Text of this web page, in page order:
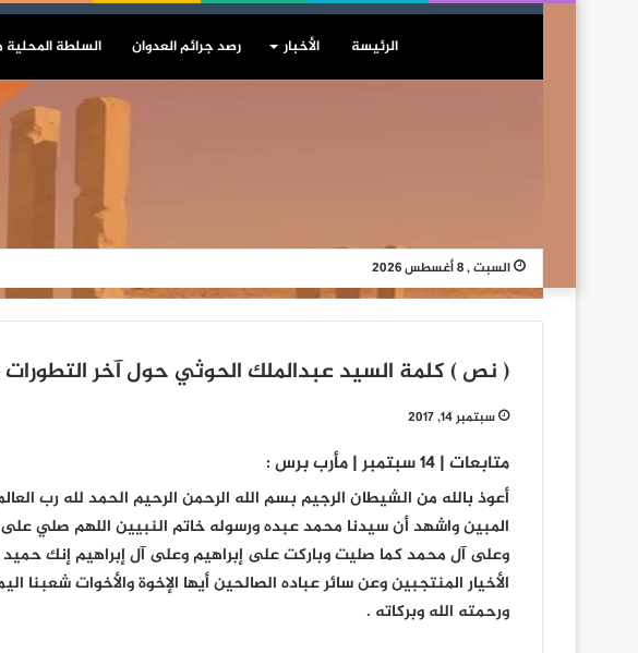
الرئيسة الأخبار رصد جرائم العدوان السلطة المحلية
السبت , 8 أغسطس 2026
( نص ) كلمة السيد عبدالملك الحوثي حول آخر
سبتمبر 14, 2017
متابعات | 14 سبتمبر | مأرب برس :
أعوذ بالله من الشيطان الرجيم بسم الله الرحمن الرحيم الحمد لله رب
المبين واشهد أن سيدنا محمد عبده ورسوله خاتم النبيين اللهم صلي
وعلى آل محمد كما صليت وباركت على إبراهيم وعلى آل إبراهيم إنك
الأخيار المنتجبين وعن سائر عباده الصالحين أيها الإخوة والأخوات شعبنا
ورحمته الله وبركاته .